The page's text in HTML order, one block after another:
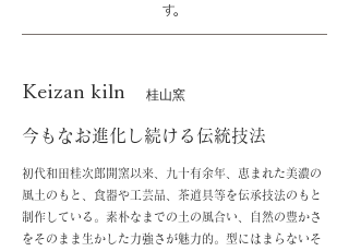
す。
Keizan kiln 桂山窯
今もなお進化し続ける伝統技法
初代和田桂次郎開窯以来、九十有余年、恵まれた美濃の
風土のもと、食器や工芸品、茶道具等を伝承技法のもと
制作している。素朴なまでの土の風合い、自然の豊かさ
をそのまま生かした力強さが魅力的。型にはまらないそ